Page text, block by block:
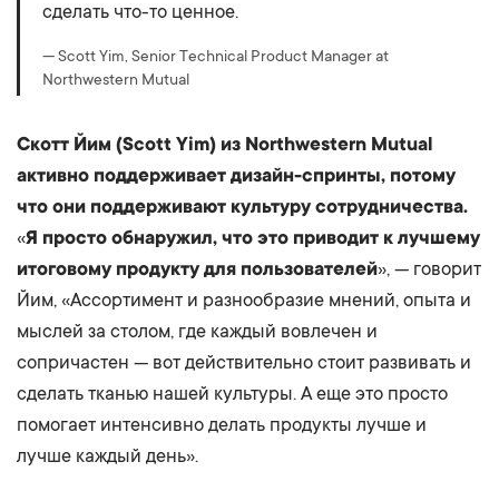
сделать что-то ценное.
— Scott Yim, Senior Technical Product Manager at
Northwestern Mutual
Скотт Йим (Scott Yim) из Northwestern Mutual
активно поддерживает дизайн-спринты, потому
что они поддерживают культуру сотрудничества.
«Я просто обнаружил, что это приводит к лучшему
итоговому продукту для пользователей», — говорит
Йим, «Ассортимент и разнообразие мнений, опыта и
мыслей за столом, где каждый вовлечен и
сопричастен — вот действительно стоит развивать и
сделать тканью нашей культуры. А еще это просто
помогает интенсивно делать продукты лучше и
лучше каждый день».